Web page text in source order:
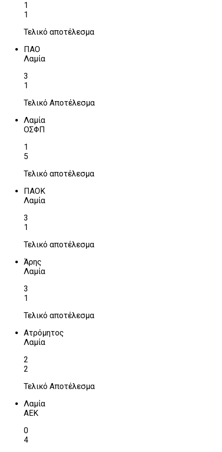
1
1
Τελικό αποτέλεσμα
ΠΑΟ
Λαμία
3
1
Τελικό Αποτέλεσμα
Λαμία
ΟΣΦΠ
1
5
Τελικό αποτέλεσμα
ΠΑΟΚ
Λαμία
3
1
Τελικό αποτέλεσμα
Άρης
Λαμία
3
1
Τελικό αποτέλεσμα
Ατρόμητος
Λαμία
2
2
Τελικό Αποτέλεσμα
Λαμία
ΑΕΚ
0
4